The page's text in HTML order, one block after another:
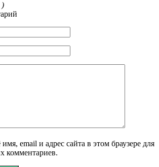
)
email и адрес сайта в этом браузере для
комментариев.